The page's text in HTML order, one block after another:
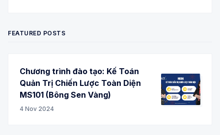
FEATURED POSTS
Chương trình đào tạo: Kế Toán
Quản Trị Chiến Lược Toàn Diện
MS101 (Bông Sen Vàng)
4 Nov 2024